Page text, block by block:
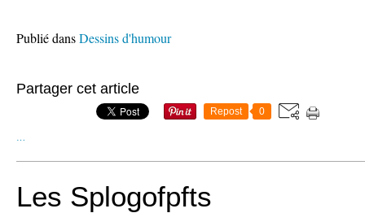
Publié dansDessins d'humour
Partager cet article
Repost 0
…
Les Splogofpfts